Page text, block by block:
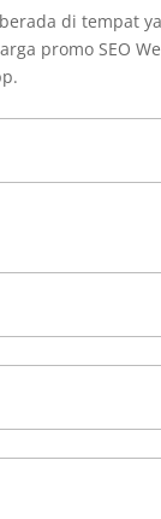
di tempat
promo SEO